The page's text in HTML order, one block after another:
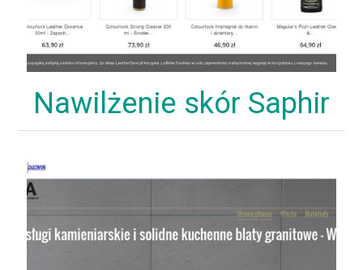
Nawilżenie skór Saphir